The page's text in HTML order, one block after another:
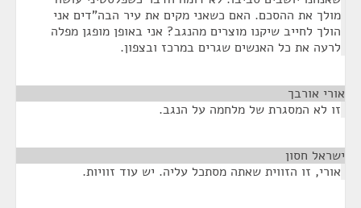
מולך את ההסכם. האם כשאני מקים את עיר הבה"דים אני
הולך לחייב שיקנו מוצרים מהנגב? אני באופן מופגן מפלה
לרעה את כל האנשים שגרים במרכז ובצפון.
אורי אורבך
זו לא המסגרת של מלחמה על הנגב.
ישראל חסון
אורי, זו הזווית שאתה מסתכל עליה. יש עוד זוויות.